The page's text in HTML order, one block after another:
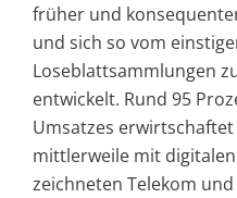
früher und
und sich so vom
Loseblattsammlungen
entwickelt. Rund 95
Umsatzes
mittlerweile mit
zeichneten Telekom